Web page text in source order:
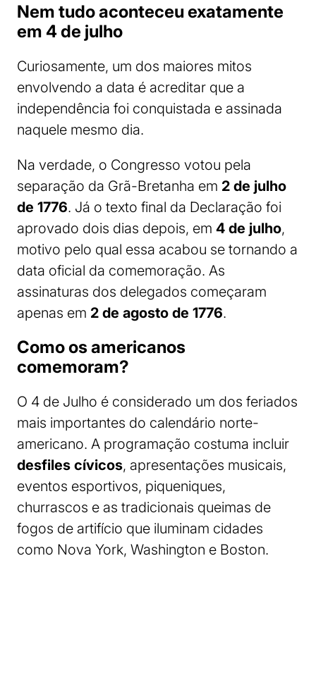
Nem tudo aconteceu exatamente
em 4 de julho
Curiosamente, um dos maiores mitos
envolvendo a data é acreditar que a
independência foi conquistada e assinada
naquele mesmo dia.
Na verdade, o Congresso votou pela
separação da Grã-Bretanha em 2 de julho
de 1776. Já o texto final da Declaração foi
aprovado dois dias depois, em 4 de julho,
motivo pelo qual essa acabou se tornando a
data oficial da comemoração. As
assinaturas dos delegados começaram
apenas em 2 de agosto de 1776.
Como os americanos
comemoram?
O 4 de Julho é considerado um dos feriados
mais importantes do calendário norte-
americano. A programação costuma incluir
desfiles cívicos, apresentações musicais,
eventos esportivos, piqueniques,
churrascos e as tradicionais queimas de
fogos de artifício que iluminam cidades
como Nova York, Washington e Boston.